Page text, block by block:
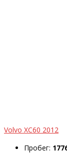
Volvo XC60 2012
Пробег: